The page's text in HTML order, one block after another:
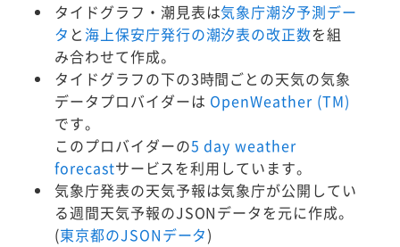
タイドグラフ・潮見表は気象庁潮汐予測デー
タ と 海上保安庁発行の潮汐表の改正数を組
み合わせて作成。
タイドグラフの下の3時間ごとの天気の気象
データプロバイダーは OpenWeather (TM)
です。
このプロバイダーの5 day weather
forecastサービスを利用しています。
気象庁発表の天気予報は気象庁が公開してい
る週間天気予報のJSONデータを元に作成。
(東京都のJSONデータ)